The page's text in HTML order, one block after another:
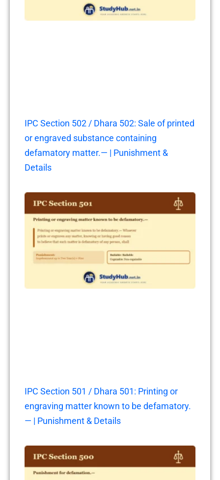
IPC Section 502 / Dhara 502: Sale of printed
or engraved substance containing
defamatory matter.— | Punishment &
Details
IPC Section 501 / Dhara 501: Printing or
engraving matter known to be defamatory.
— | Punishment & Details